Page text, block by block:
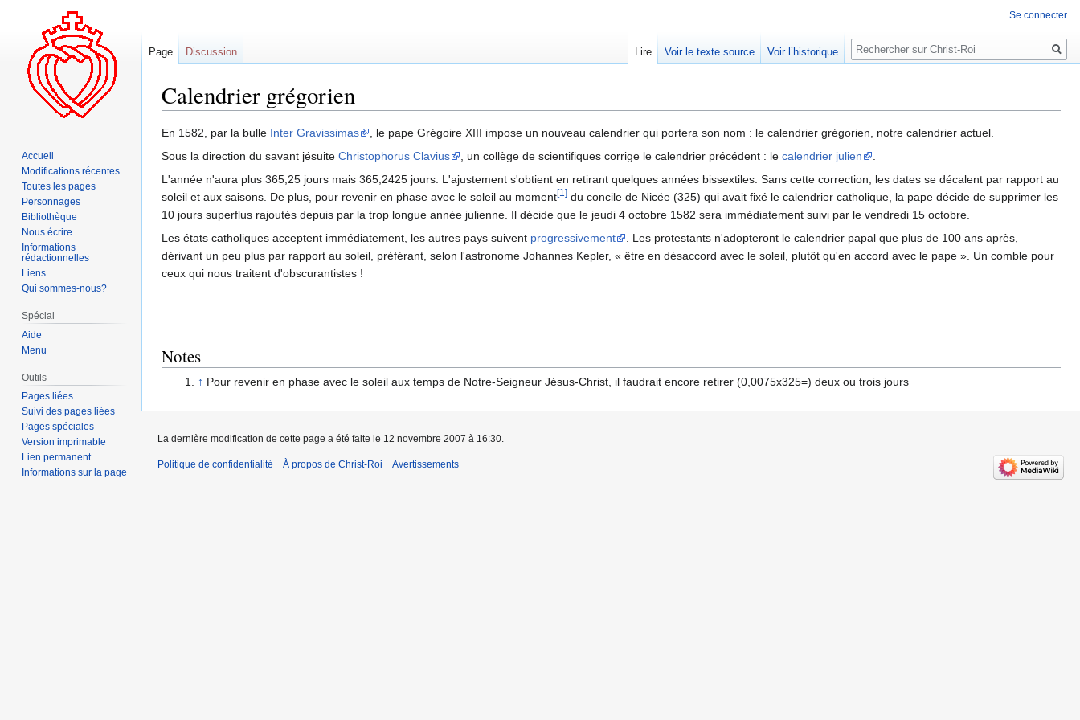
Calendrier grégorien
Aller
à
navigation
Aller
à
recherche
En 1582, par la bulle Inter Gravissimas
, le pape Grégoire XIII impose un nouveau calendrier qui portera son nom : le calendrier grégorien, notre calendrier actuel.
Sous la direction du savant jésuite Christophorus Clavius , un collège de scientifiques corrige le calendrier précédent : le calendrier julien
.
L'année n'aura plus 365,25 jours mais 365,2425 jours. L'ajustement s'obtient en retirant quelques années bissextiles. Sans cette correction, les dates se décalent par rapport au
soleil et aux saisons. De plus, pour revenir en phase avec le soleil au moment[1] du concile de Nicée (325) qui avait fixé le calendrier catholique, la pape décide de supprimer les
10 jours superflus rajoutés depuis par la trop longue année julienne. Il décide que le jeudi 4 octobre 1582 sera immédiatement suivi par le vendredi 15 octobre.
Les états catholiques acceptent immédiatement, les autres pays suivent progressivement
. Les protestants n'adopteront le calendrier papal que plus de 100 ans après,
dérivant un peu plus par rapport au soleil, préférant, selon l'astronome Johannes Kepler, « être en désaccord avec le soleil, plutôt qu'en accord avec le pape ». Un comble pour
ceux qui nous traitent d'obscurantistes !
Notes
↑ Pour revenir en phase avec le soleil aux temps de Notre-Seigneur Jésus-Christ, il faudrait encore retirer (0,0075x325=) deux ou trois jours
Se connecter
Page Discussion Lire Voir le texte source Voir l’historique
Rechercher
Accueil
Modifications récentes
Toutes les pages
Personnages
Bibliothèque
Nous écrire
Informations
rédactionnelles
Liens
Qui sommes-nous?
Spécial
Aide
Menu
Outils
Pages liées
Suivi des pages liées
Pages spéciales
Version imprimable
Lien permanent
Informations sur la page
La dernière modification de cette page a été faite le 12 novembre 2007 à 16:30.
Politique de confidentialité À propos de Christ-Roi Avertissements